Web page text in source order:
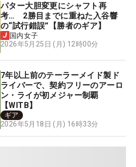
パター大胆変更にシャフト再
考… 2勝目までに重ねた入谷響
の“試行錯誤”【勝者のギア】
国内女子
2026年5月25日 (月) 12時00分
7年以上前のテーラーメイド製ド
ライバーで、契約フリーのアーロ
ン・ライが初メジャー制覇
【WITB】
ギア
2026年5月18日 (月) 16時33分